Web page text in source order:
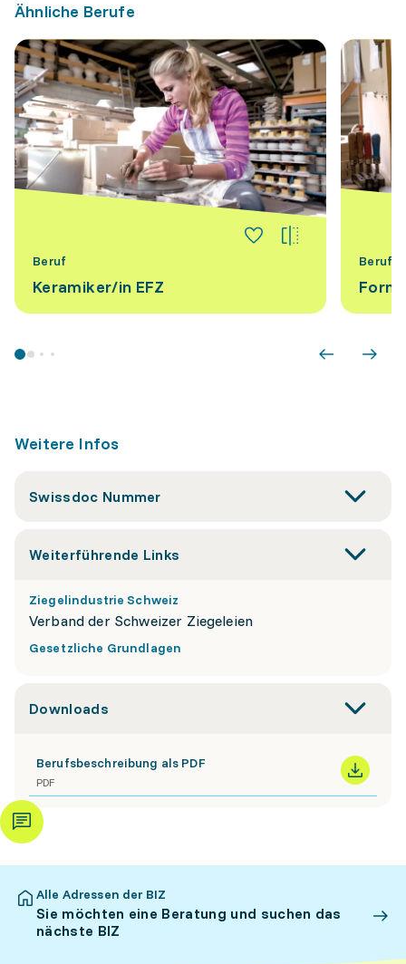
Ähnliche Berufe
Beruf
Keramiker/​in EFZ
Beruf
Weitere Infos
Swissdoc Nummer
Weiterführende Links
Ziegelindustrie Schweiz
Verband der Schweizer Ziegeleien
Gesetzliche Grundlagen
Downloads
Berufsbeschreibung als PDF
PDF
Alle Adressen der BIZ
Sie möchten eine Beratung und suchen das
nächste BIZ